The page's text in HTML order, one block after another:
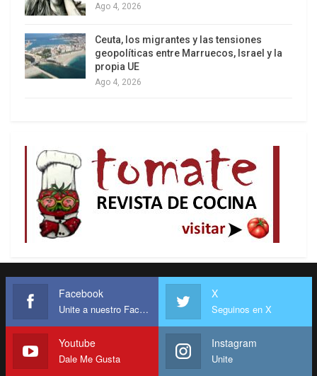
Ago 4, 2026
Ceuta, los migrantes y las tensiones
geopolíticas entre Marruecos, Israel y la
propia UE
Ago 4, 2026
Facebook
Unite a nuestro Facebook
X
Seguinos en X
Youtube
Dale Me Gusta
Instagram
Unite